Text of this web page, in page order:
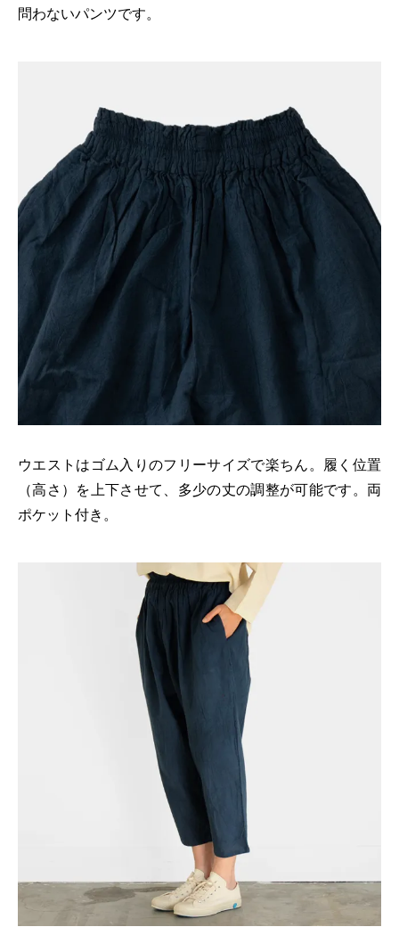
問わないパンツです。
ウエストはゴム入りのフリーサイズで楽ちん。履く位置
（高さ）を上下させて、多少の丈の調整が可能です。両
ポケット付き。